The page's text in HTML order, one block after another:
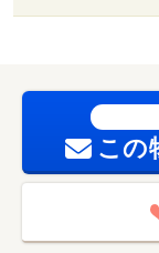
この